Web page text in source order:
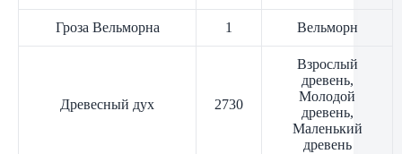
Гроза Вельморна 1 Вельморн
Древесный дух 2730
Взрослый
древень,
Молодой
древень,
Маленький
древень